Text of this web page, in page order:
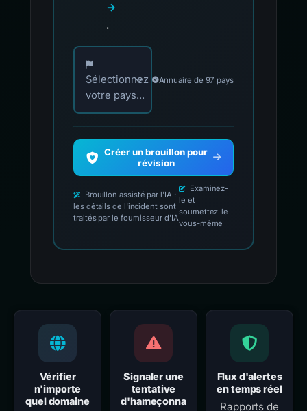
→
.
Choisissez votre pays pour les contacts
Sélectionnez
votre pays...
Annuaire de 97 pays
Créer un brouillon pour
révision
Brouillon assisté par l'IA :
les détails de l'incident sont
traités par le fournisseur d'IA
Examinez-
le et
soumettez-le
vous-même
Vérifier
n'importe
quel domaine
Signaler une
tentative
d'hameçonna
Flux d'alertes
en temps réel
Rapports de